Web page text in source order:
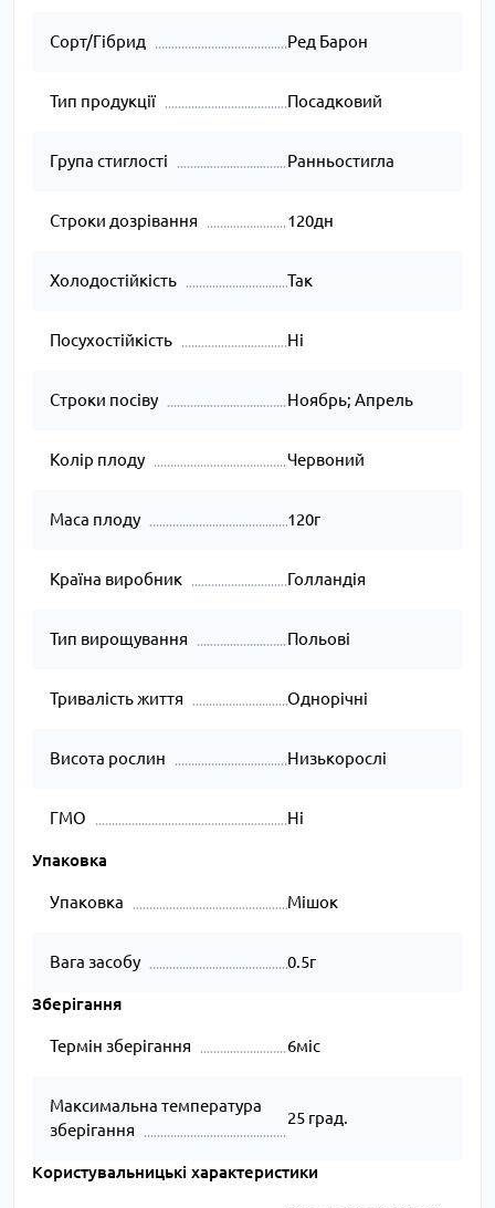
Сорт/Гібрид Ред Барон
Тип продукції Посадковий
Група стиглості Ранньостигла
Строки дозрівання 120дн
Холодостійкість Так
Посухостійкість Ні
Строки посіву Ноябрь; Апрель
Колір плоду Червоний
Маса плоду 120г
Країна виробник Голландія
Тип вирощування Польові
Тривалість життя Однорічні
Висота рослин Низькорослі
ГМО Ні
Упаковка
Упаковка Мішок
Вага засобу 0.5г
Зберігання
Термін зберігання 6міс
Максимальна температура
зберігання
25 град.
Користувальницькі характеристики